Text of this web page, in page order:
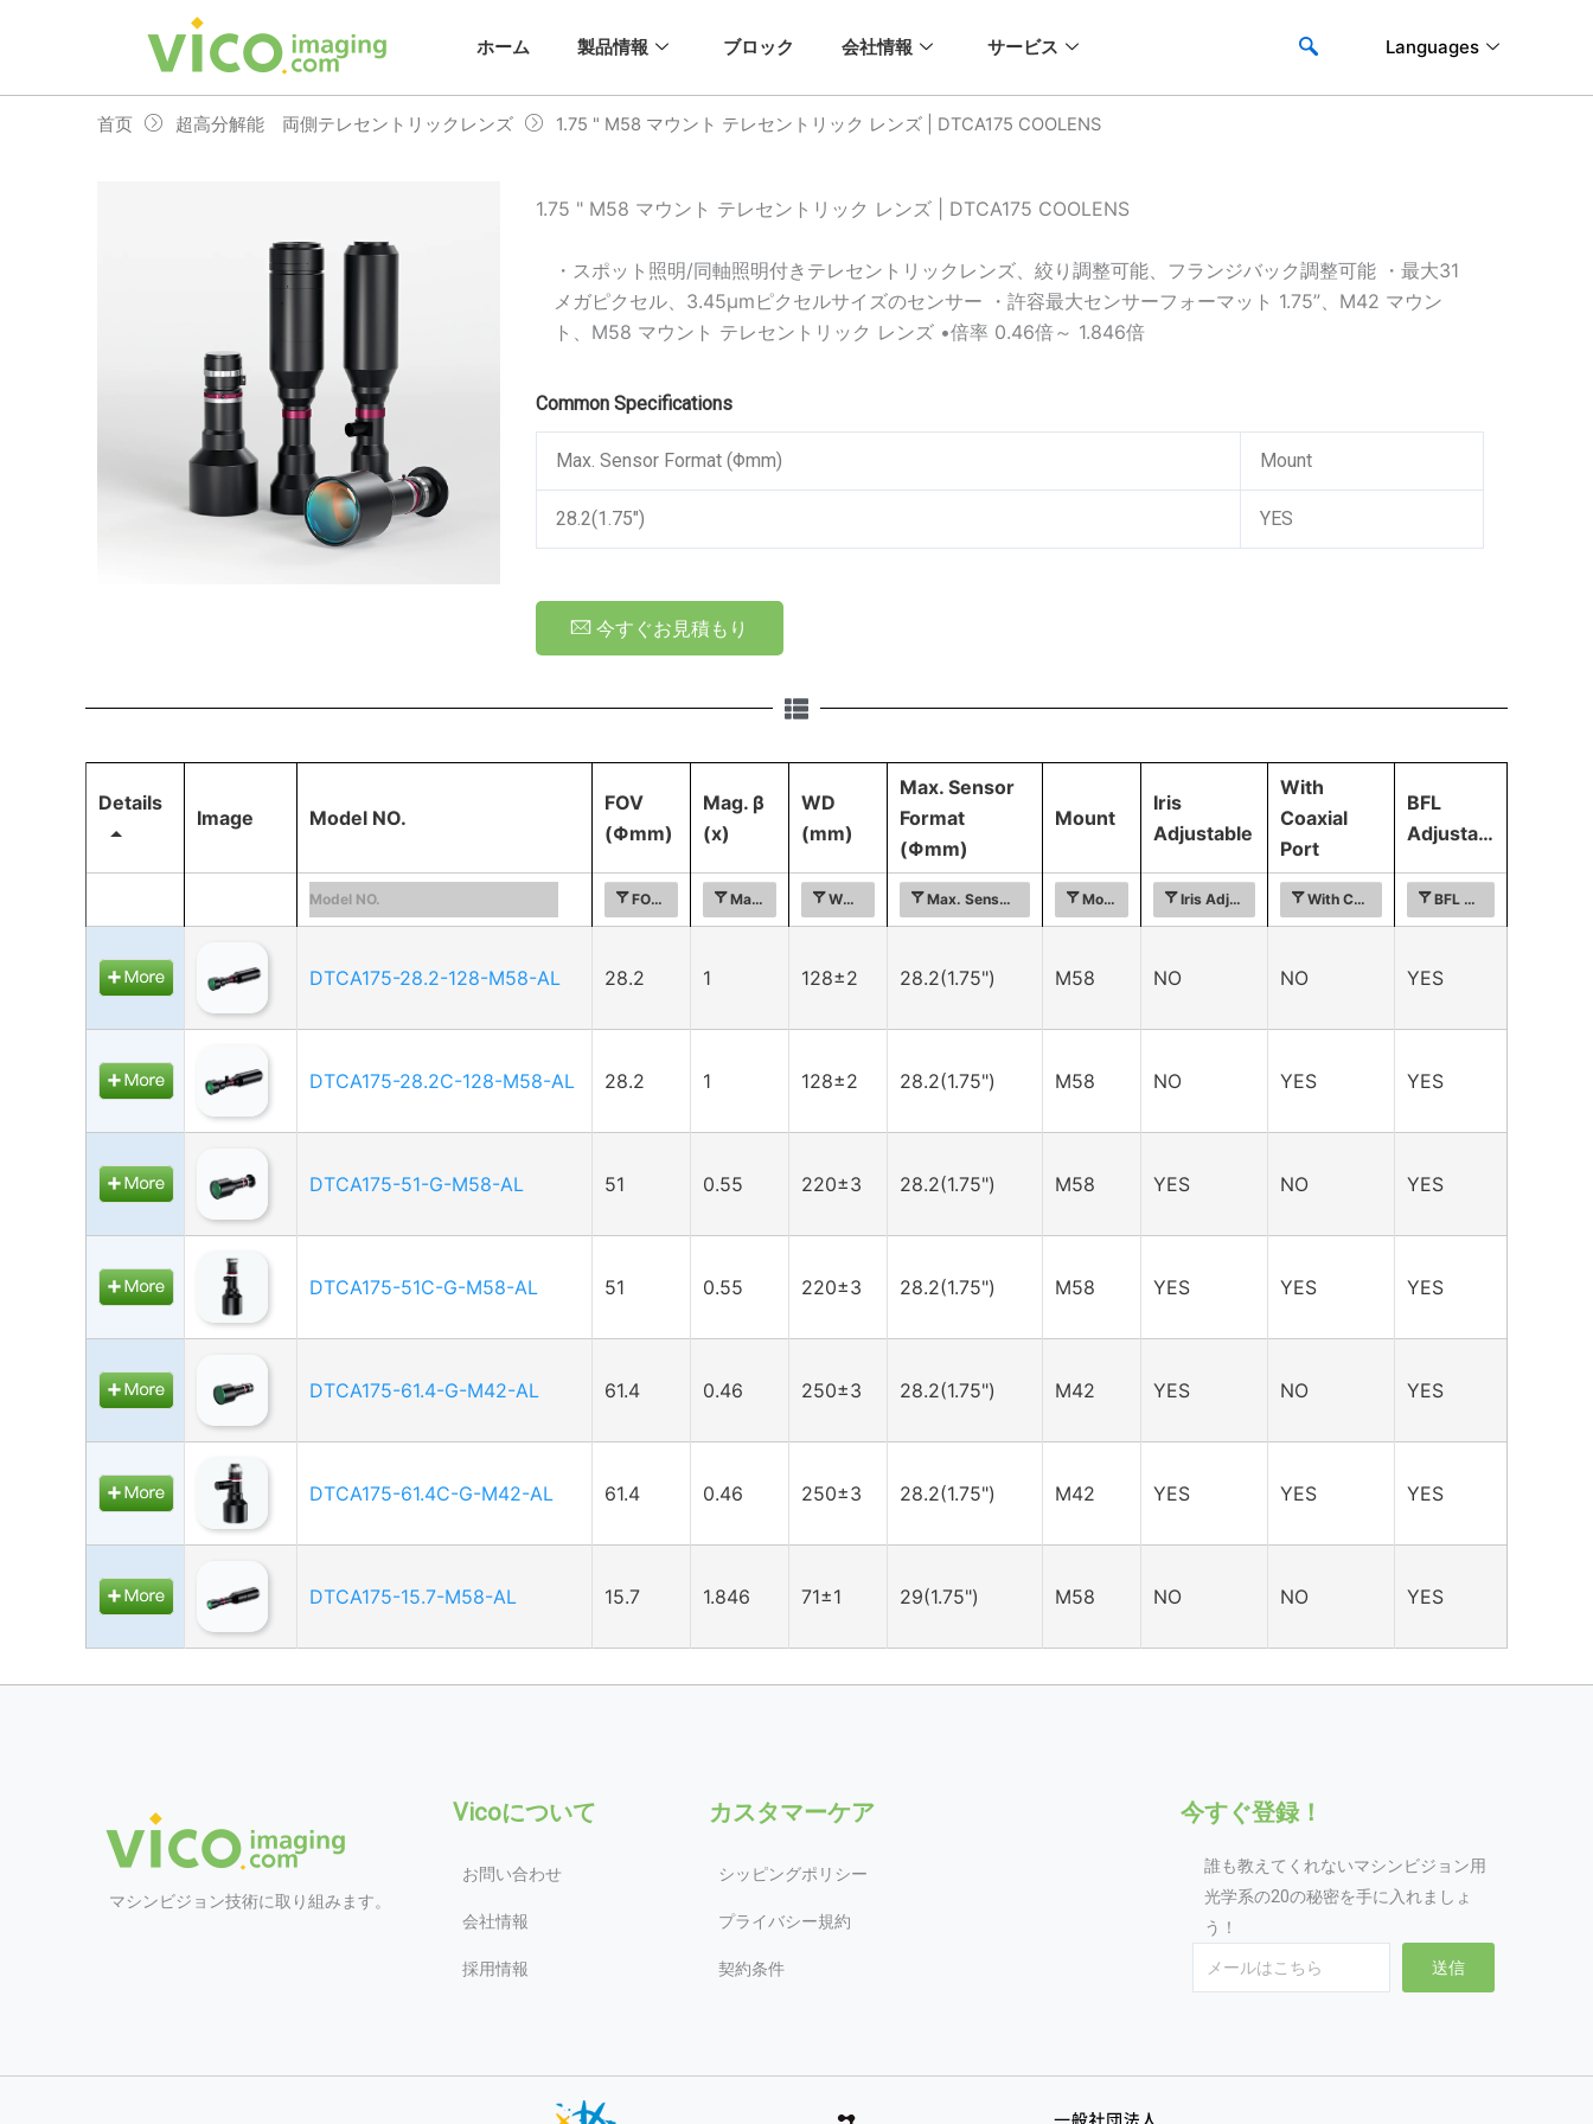
ホーム 製品情報 ブロック 会社情報 サービス Languages
首页 超高分解能 両側テレセントリックレンズ 1.75 " M58 マウント テレセントリック レンズ | DTCA175 COOLENS
1.75 " M58 マウント テレセントリック レンズ | DTCA175 COOLENS
・スポット照明/同軸照明付きテレセントリックレンズ、絞り調整可能、フランジバック調整可能 ・最大31
メガピクセル、3.45μmピクセルサイズのセンサー ・許容最大センサーフォーマット 1.75”、M42 マウン
ト、M58 マウント テレセントリック レンズ •倍率 0.46倍～ 1.846倍
Common Specifications
Max. Sensor Format (Φmm) Mount
28.2(1.75") YES
今すぐお見積もり
Details
Image Model NO.
FOV
(Φmm)
Mag. β
(x)
WD
(mm)
Max. Sensor
Format
(Φmm)
Mount
Iris
Adjustable
With
Coaxial
Port
BFL
Adjustable
FOV (Φmm) Mag. β (x) WD (mm) Max. Sensor Format (Φmm)
Mount Iris Adjustable With Coaxial Port BFL Adjustable
DTCA175-28.2-128-M58-AL 28.2 1 128±2 28.2(1.75") M58 NO NO YES
DTCA175-28.2C-128-M58-AL 28.2 1 128±2 28.2(1.75") M58 NO YES YES
DTCA175-51-G-M58-AL 51 0.55 220±3 28.2(1.75") M58 YES NO YES
DTCA175-51C-G-M58-AL 51 0.55 220±3 28.2(1.75") M58 YES YES YES
DTCA175-61.4-G-M42-AL 61.4 0.46 250±3 28.2(1.75") M42 YES NO YES
DTCA175-61.4C-G-M42-AL 61.4 0.46 250±3 28.2(1.75") M42 YES YES YES
DTCA175-15.7-M58-AL 15.7 1.846 71±1 29(1.75") M58 NO NO YES
マシンビジョン技術に取り組みます。
Vicoについて
お問い合わせ
会社情報
採用情報
カスタマーケア
シッピングポリシー
プライバシー規約
契約条件
今すぐ登録！
誰も教えてくれないマシンビジョン用
光学系の20の秘密を手に入れましょ
う！
Email 送信